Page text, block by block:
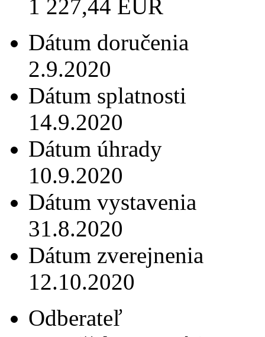
1 227,44 EUR
Dátum doručenia
2.9.2020
Dátum splatnosti
14.9.2020
Dátum úhrady
10.9.2020
Dátum vystavenia
31.8.2020
Dátum zverejnenia
12.10.2020
Odberateľ